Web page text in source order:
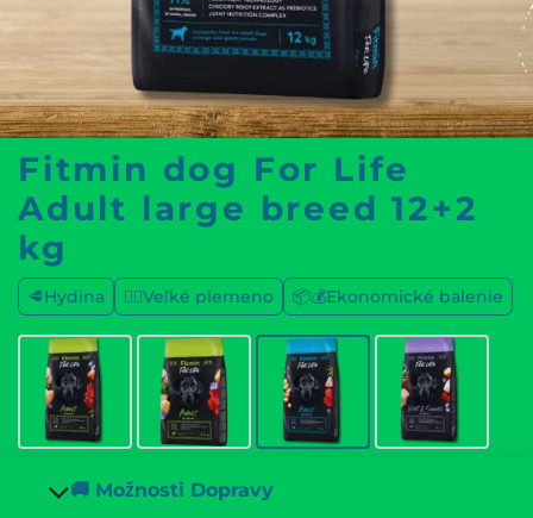
Fitmin dog For Life
Adult large breed 12+2
kg
🥩Hydina 🐕‍🦺Veľké plemeno 📦💰Ekonomické balenie
🚚 Možnosti Dopravy